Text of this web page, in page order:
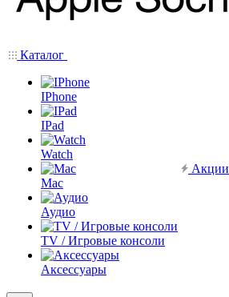
Каталог
IPhone
IPad
Watch
Mac
Аудио
TV / Игровые консоли
Аксессуары
Акции